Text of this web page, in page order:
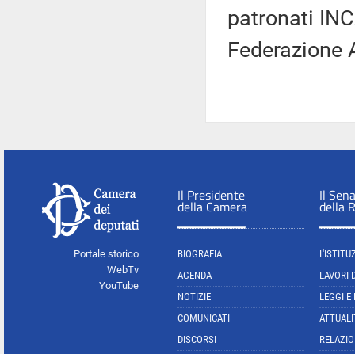
patronati
Federazione
Portale storico
WebTv
YouTube
Il Presidente
della Camera
BIOGRAFIA
AGENDA
NOTIZIE
COMUNICATI
DISCORSI
Il
della
LAVORI
LEGGI E